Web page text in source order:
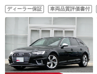
ライバシーガラス シート
ディーラー保証 車両品質評価書付